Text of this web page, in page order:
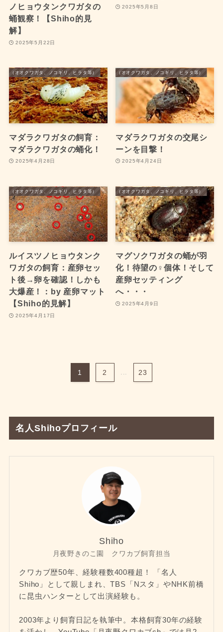
ノヒョウタンクワガタの
蛹観察！【Shiho的見
解】
2025年5月22日
2025年5月8日
タ（オオクワガタ、ノコギリ、ヒラタ等）
マダラクワガタの飼育：
マダラクワガタの蛹化！
2025年4月28日
国産クワガタ（オオクワガタ、ノコギリ、ヒラタ等）
マダラクワガタの交尾シ
ーンを目撃！
2025年4月24日
タ（オオクワガタ、ノコギリ、ヒラタ等）
ルイスツノヒョウタンク
ワガタの飼育：産卵セッ
ト後→卵を確認！しかも
大爆産！：by 産卵マット
【Shiho的見解】
2025年4月17日
国産クワガタ（オオクワガタ、ノコギリ、ヒラタ等）
マグソクワガタの蛹が羽
化！待望の♀個体！そして
産卵セッティング
へ・・・
2025年4月9日
1 2 23
名人Shihoプロフィール
Shiho
月夜野きのこ園 クワカブ飼育担当
クワカブ歴50年、経験種数400種超！ 「名人
Shiho」として親しまれ、TBS「Nスタ」やNHK前橋
に昆虫ハンターとして出演経験も。
2003年より飼育日記を執筆中。本格飼育30年の経験